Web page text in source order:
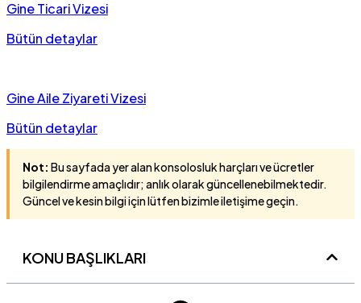
Gine Ticari Vizesi
Bütün detaylar
Gine Aile Ziyareti Vizesi
Bütün detaylar
Not: Bu sayfada yer alan konsolosluk harçları ve ücretler
bilgilendirme amaçlıdır; anlık olarak güncellenebilmektedir.
Güncel ve kesin bilgi için lütfen bizimle iletişime geçin.
KONU BAŞLIKLARI